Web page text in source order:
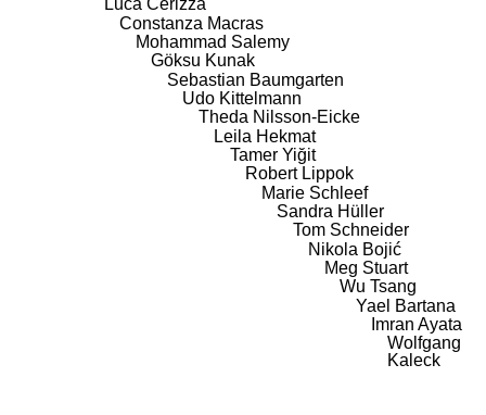
Luca Cerizza
Constanza Macras
Mohammad Salemy
Göksu Kunak
Sebastian Baumgarten
Udo Kittelmann
Theda Nilsson-Eicke
Leila Hekmat
Tamer Yiğit
Robert Lippok
Marie Schleef
Sandra Hüller
Tom Schneider
Nikola Bojić
Meg Stuart
Wu Tsang
Yael Bartana
Imran Ayata
Wolfgang
Kaleck